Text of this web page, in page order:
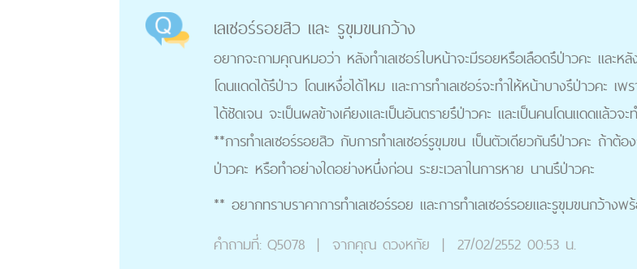
เลเซอร์รอยสิว และ รูขุมขนกว้าง
อยากจะถามคุณหมอว่า หลังทำเลเซอร์ใบหน้าจะมีรอยหรือเลือดรึป่าวคะ และห
โดนแดดได้รึป่าว โดนเหงื่อได้ไหม และการทำเลเซอร์จะทำให้หน้าบางรึป่าวคะ เ
ได้ชัดเจน จะเป็นผลข้างเคียงและเป็นอันตรายรึป่าวคะ และเป็นคนโดนแดดแล้วจะ
**การทำเลเซอร์รอยสิว กับการทำเลเซอร์รูขุมขน เป็นตัวเดียวกันรึป่าวคะ ถ้าต้
ป่าวคะ หรือทำอย่างใดอย่างหนึ่งก่อน ระยะเวลาในการหาย นานรึป่าวคะ
** อยากทราบราคาการทำเลเซอร์รอย และการทำเลเซอร์รอยและรูขุมขนกว้างพ
คำถามที่: Q5078 | จากคุณ ดวงหทัย | 27/02/2552 00:53 น.